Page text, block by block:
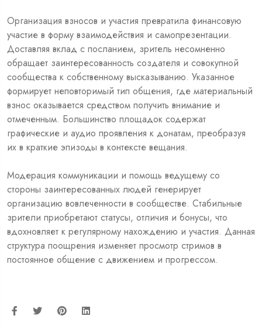
Организация взносов и участия превратила финансовую
участие в форму взаимодействия и самопрезентации.
Доставляя вклад с посланием, зритель несомненно
обращает заинтересованность создателя и совокупной
сообщества к собственному высказыванию. Указанное
формирует неповторимый тип общения, где материальный
взнос оказывается средством получить внимание и
отмеченным. Большинство площадок содержат
графические и аудио проявления к донатам, преобразуя
их в краткие эпизоды в контексте вещания.
Модерация коммуникации и помощь ведущему со
стороны заинтересованных людей генерирует
организацию вовлеченности в сообществе. Стабильные
зрители приобретают статусы, отличия и бонусы, что
вдохновляет к регулярному нахождению и участия. Данная
структура поощрения изменяет просмотр стримов в
постоянное общение с движением и прогрессом.